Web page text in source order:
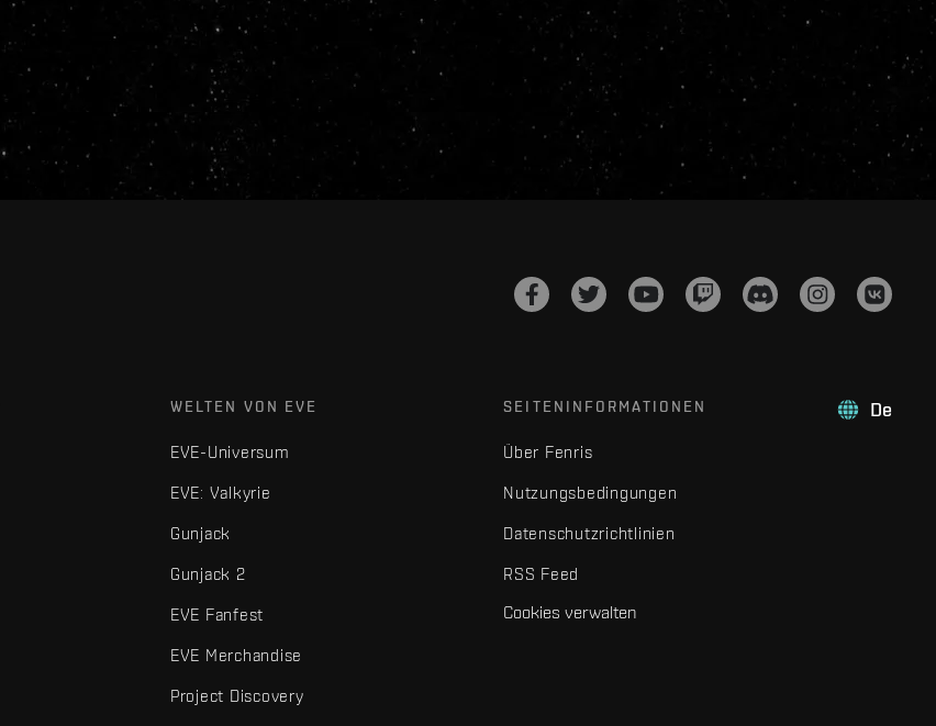
De
WELTEN VON EVE
EVE-Universum
EVE: Valkyrie
Gunjack
Gunjack 2
EVE Fanfest
EVE Merchandise
Project Discovery
SEITENINFORMATIONEN
Über Fenris
Nutzungsbedingungen
Datenschutzrichtlinien
RSS Feed
Cookies verwalten